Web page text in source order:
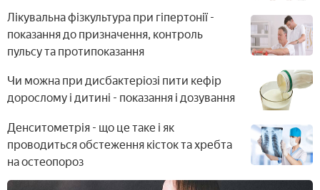
Лікувальна фізкультура при гіпертонії -
показання до призначення, контроль
пульсу та протипоказання
Чи можна при дисбактеріозі пити кефір
дорослому і дитині - показання і дозування
Денситометрія - що це таке і як
проводиться обстеження кісток та хребта
на остеопороз